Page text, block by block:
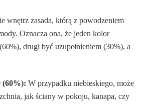
wnętrz zasada, którą z powodzeniem
Oznacza ona, że jeden kolor
drugi być uzupełnieniem (30%), a
(60%): W przypadku niebieskiego, może
jak ściany w pokoju, kanapa, czy